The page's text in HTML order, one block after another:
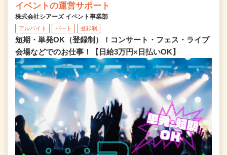
イベントの運営サポート
株式会社シアーズ イベント事業部
アルバイト パート 登録制
短期・単発OK（登録制）！コンサート・フェス・ライブ
会場などでのお仕事！【日給3万円×日払いOK】